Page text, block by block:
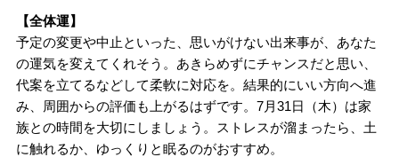
【全体運】
予定の変更や中止といった、思いがけない出来事が、あなた
の運気を変えてくれそう。あきらめずにチャンスだと思い、
代案を立てるなどして柔軟に対応を。結果的にいい方向へ進
み、周囲からの評価も上がるはずです。7月31日（木）は家
族との時間を大切にしましょう。ストレスが溜まったら、土
に触れるか、ゆっくりと眠るのがおすすめ。